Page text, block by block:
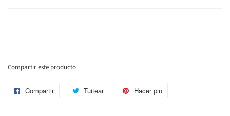
Compartir este producto
Compartir
CompartirTuitear
Tuitear Hacer pin